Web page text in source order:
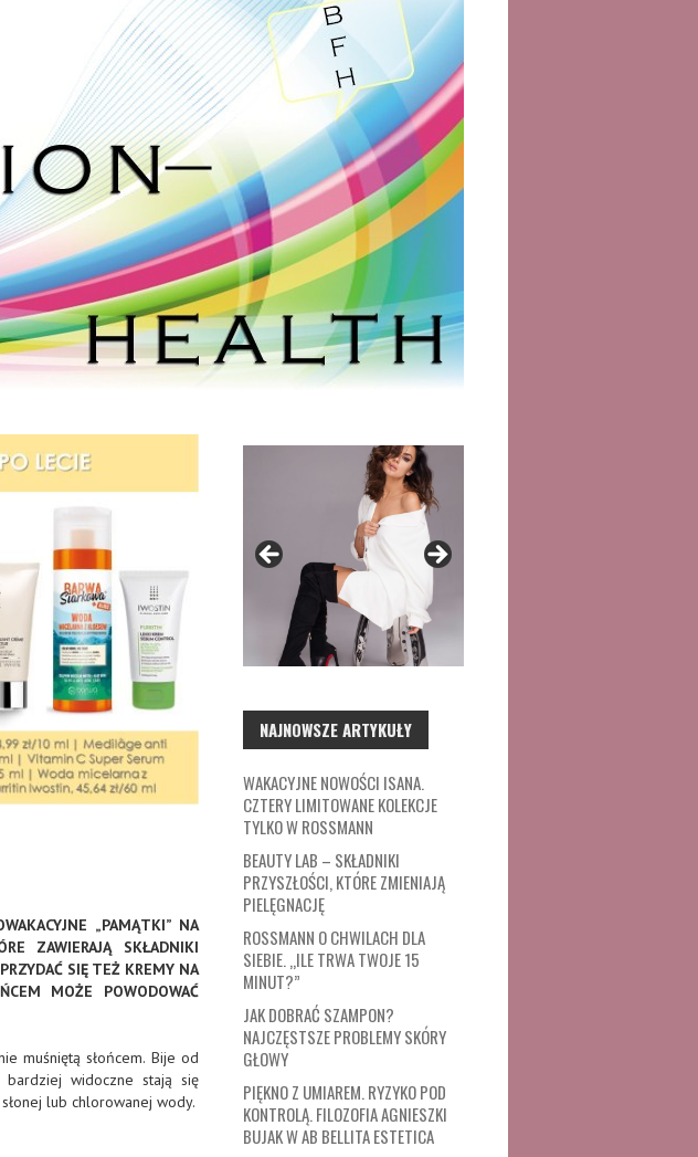
„PAMĄTKI” NA
ZAWIERAJĄ SKŁADNIKI
SIĘ TEŻ KREMY NA
MOŻE POWODOWAĆ
muśniętą słońcem. Bije od
widoczne stają się
lub chlorowanej wody.
NAJNOWSZE ARTYKUŁY
WAKACYJNE NOWOŚCI ISANA.
CZTERY LIMITOWANE KOLEKCJE
TYLKO W ROSSMANN
BEAUTY LAB – SKŁADNIKI
PRZYSZŁOŚCI, KTÓRE ZMIENIAJĄ
PIELĘGNACJĘ
ROSSMANN O CHWILACH DLA
SIEBIE. „ILE TRWA TWOJE 15
MINUT?”
JAK DOBRAĆ SZAMPON?
NAJCZĘSTSZE PROBLEMY SKÓRY
GŁOWY
PIĘKNO Z UMIAREM. RYZYKO POD
KONTROLĄ. FILOZOFIA AGNIESZKI
BUJAK W AB BELLITA ESTETICA